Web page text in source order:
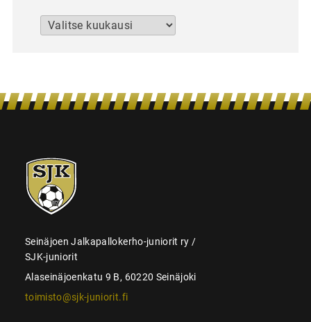
Arkistot
SJK-
juniorit
Seinäjoen Jalkapallokerho-juniorit ry /
SJK-juniorit
Alaseinäjoenkatu 9 B, 60220 Seinäjoki
toimisto@sjk-juniorit.fi